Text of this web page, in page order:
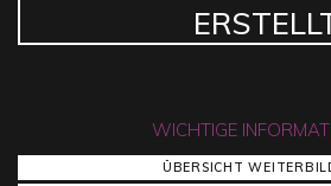
WICHTIGE
ÜBERSICHT